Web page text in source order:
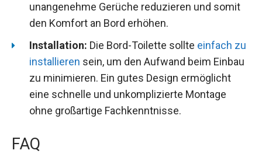
unangenehme Gerüche reduzieren und somit
den Komfort an Bord erhöhen.
Installation: Die Bord-Toilette sollte einfach zu
installieren sein, um den Aufwand beim Einbau
zu minimieren. Ein gutes Design ermöglicht
eine schnelle und unkomplizierte Montage
ohne großartige Fachkenntnisse.
FAQ